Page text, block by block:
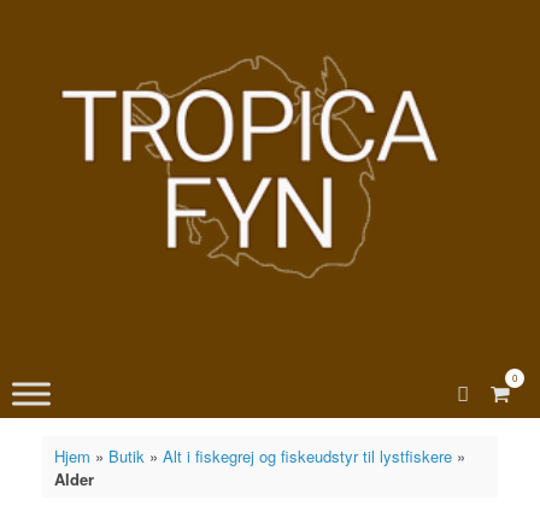
View
0
Hjem » Butik» Alt i fiskegrej og fiskeudstyr til lystfiskere»
Alder